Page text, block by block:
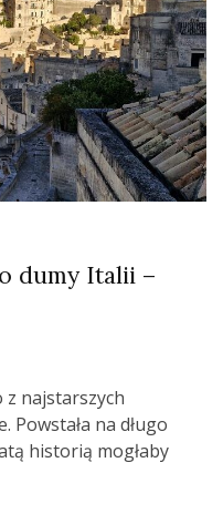
dumy Italii –
z najstarszych
Powstała na długo
historią mogłaby